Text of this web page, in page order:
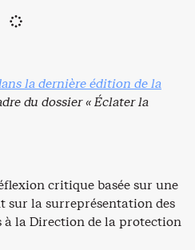
la dernière édition de la
du dossier « Éclater la
critique basée sur une
sur la surreprésentation des
à la Direction de la protection